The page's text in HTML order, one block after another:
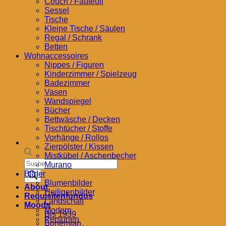
Products
search
About
Requisitenfundus
Moods
Bis 1939
Bohemian
Sessel
Tische
Kleine Tische / Säulen
Regal / Schrank
Betten
Wohnaccessoires
Nippes / Figuren
Kinderzimmer / Spielzeug
Badezimmer
Vasen
Wandspiegel
Bücher
Bettwäsche / Decken
Tischtücher / Stoffe
Vorhänge / Rollos
Zierpölster / Kissen
Mistkübel / Aschenbecher
Murano
Bilder
Blumenbilder
Heiligenbilder
Landschaft
Modern
Personen